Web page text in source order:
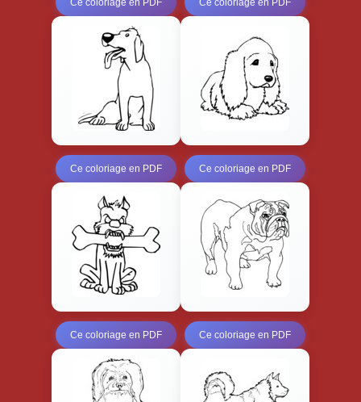
Ce coloriage en PDF Ce coloriage en PDF
Ce coloriage en PDF Ce coloriage en PDF